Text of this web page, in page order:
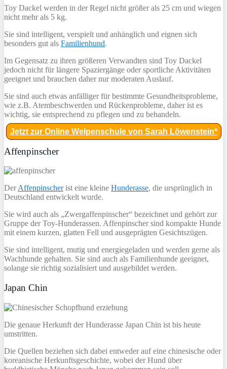
Toy Dackel werden in der Regel nicht größer als 25 cm und wiegen
nicht mehr als 5 kg.
Sie sind intelligent, verspielt und anhänglich und eignen sich
besonders gut als Familienhund.
Im Gegensatz zu ihren größeren Verwandten sind Toy Dackel
jedoch nicht für längere Spaziergänge oder sportliche Aktivitäten
geeignet und brauchen daher nur moderaten Auslauf.
Sie sind auch etwas anfälliger für bestimmte Gesundheitsprobleme,
wie z.B. Atembeschwerden und Rückenprobleme, daher ist es
wichtig, sie entsprechend zu pflegen und zu behandeln.
Jetzt zur Online Welpenschule von Sarah Löwenstein*
Affenpinscher
DerAffenpinscherist eine kleine Hunderasse, die ursprünglich in
Deutschland entwickelt wurde.
Sie wird auch als „Zwergaffenpinscher“ bezeichnet und gehört zur
Gruppe der Toy-Hunderassen. Affenpinscher sind kompakte Hunde
mit einem kurzen, glatten Fell und ausgeprägten Gesichtszügen.
Sie sind intelligent, mutig und energiegeladen und werden gerne als
Wachhunde gehalten. Sie sind auch als Familienhunde geeignet,
solange sie richtig sozialisiert und ausgebildet werden.
Japan Chin
Die genaue Herkunft der Hunderasse Japan Chin ist bis heute
umstritten.
Die Quellen beziehen sich dabei entweder auf eine chinesische oder
koreanische Herkunftsgeschichte, wobei der Hund über